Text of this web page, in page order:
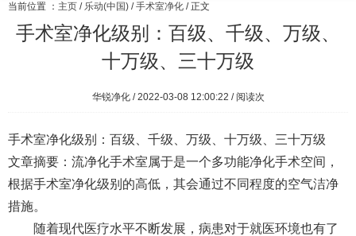
当前位置 ： 主页 / 乐动(中国) /手术室净化 / 正文
手术室净化级别：百级、千级、万级、
十万级、三十万级
华锐净化 / 2022-03-08 12:00:22 / 阅读次
手术室净化级别：百级、千级、万级、十万级、三十万级
文章摘要：流净化手术室属于是一个多功能净化手术空间，
根据手术室净化级别的高低，其会通过不同程度的空气洁净
措施。
随着现代医疗水平不断发展，病患对于就医环境也有了